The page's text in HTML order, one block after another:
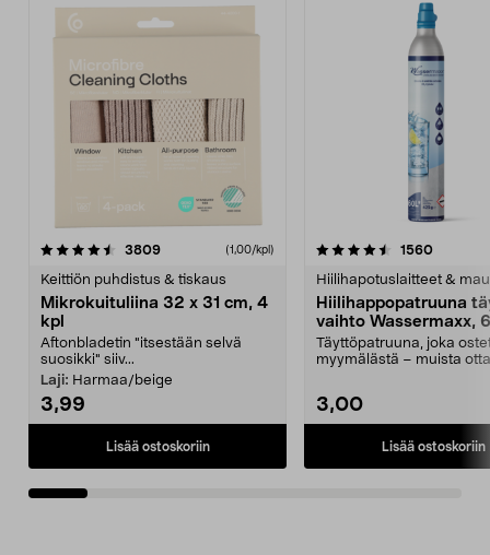
3809arvostelut (1,00/kpl)
Keittiön puhdistus & tiskaus
Mikrokuituliina 32 x 31 cm, 4
kpl
Aftonbladetin "itsestään selvä
suosikki" siiv...
Laji: Harmaa/beige
3,99
Lisää ostoskoriin
4.5viidestä
1560
Hiilihapotuslaitteet &
Hiilihappopatruuna
vaihto Wassermaxx,
Täyttöpatruuna, joka
myymälästä – muista
3,00
Lisää ostoskoriin
4.5viidestä